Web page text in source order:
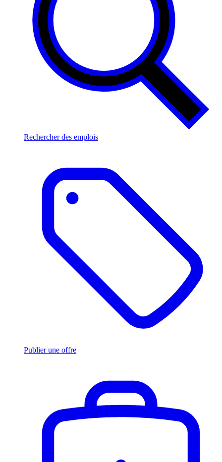
Rechercher des emplois
Publier une offre